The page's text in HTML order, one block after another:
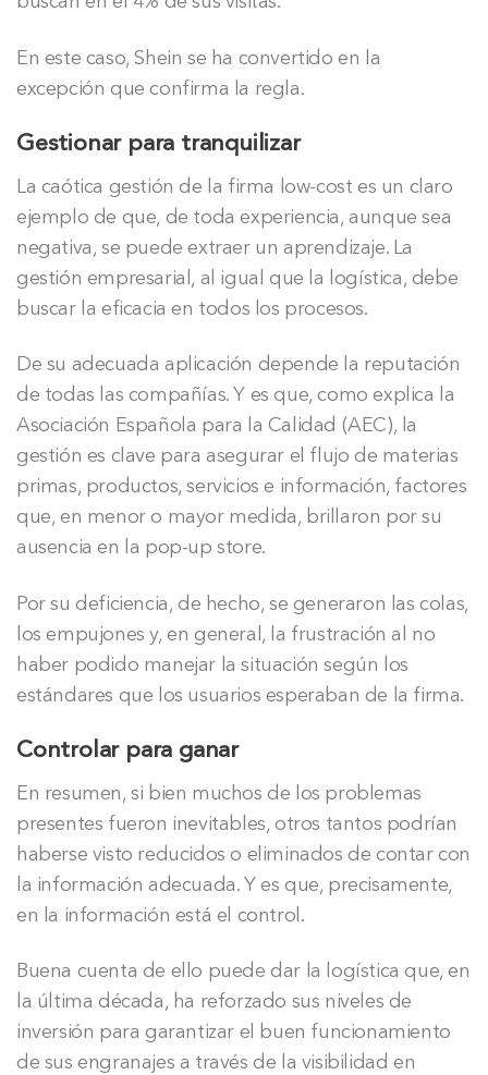
En este caso, Shein se ha convertido en la
excepción que confirma la regla.
Gestionar para tranquilizar
La caótica gestión de la firma low-cost es un claro
ejemplo de que, de toda experiencia, aunque sea
negativa, se puede extraer un aprendizaje. La
gestión empresarial, al igual que la logística, debe
buscar la eficacia en todos los procesos.
De su adecuada aplicación depende la reputación
de todas las compañías. Y es que, como explica la
Asociación Española para la Calidad (AEC), la
gestión es clave para asegurar el flujo de materias
primas, productos, servicios e información, factores
que, en menor o mayor medida, brillaron por su
ausencia en la pop-up store.
Por su deficiencia, de hecho, se generaron las colas,
los empujones y, en general, la frustración al no
haber podido manejar la situación según los
estándares que los usuarios esperaban de la firma.
Controlar para ganar
En resumen, si bien muchos de los problemas
presentes fueron inevitables, otros tantos podrían
haberse visto reducidos o eliminados de contar con
la información adecuada. Y es que, precisamente,
en la información está el control.
Buena cuenta de ello puede dar la logística que, en
la última década, ha reforzado sus niveles de
inversión para garantizar el buen funcionamiento
de sus engranajes a través de la visibilidad en